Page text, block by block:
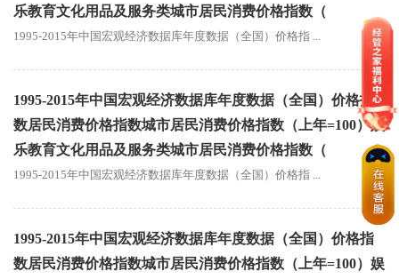
乐教育文化用品及服务类城市居民消费价格指数（
1995-2015年中国宏观经济数据库年度数据（全国）价格指 ...
1995-2015年中国宏观经济数据库年度数据（全国）价格指
数居民消费价格指数城市居民消费价格指数（上年=100）娱
乐教育文化用品及服务类城市居民消费价格指数（
1995-2015年中国宏观经济数据库年度数据（全国）价格指 ...
1995-2015年中国宏观经济数据库年度数据（全国）价格指
数居民消费价格指数城市居民消费价格指数（上年=100）娱